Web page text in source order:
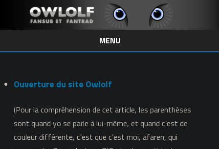
MENU
Skip
Ouverture du site Owlolf
(Pour la compréhension de cet article, les parenthèses
sont quand yo se parle à lui-même, et quand c’est de
couleur différente, c’est que c’est moi, afaren, qui